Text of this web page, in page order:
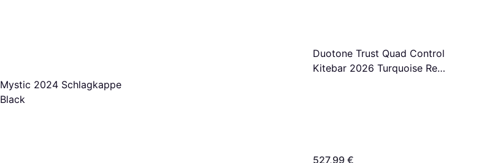
Mystic 2024 Schlagkappe
Black
Duotone Trust Quad Control
Kitebar 2026 Turquoise Red
527,99 €